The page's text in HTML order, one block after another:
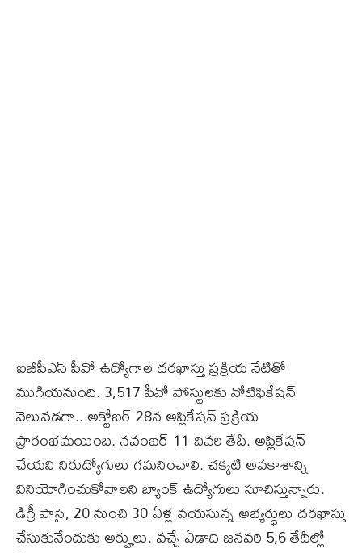
ఐబీపీఎస్‌ పీవో ఉద్యోగాల దరఖాస్తు ప్రక్రియ నేటితో
ముగియనుంది. 3,517 పీవో పోస్టులకు నోటిఫికేషన్‌
వెలువడగా.. అక్టోబర్‌ 28న అప్లికేషన్‌ ప్రక్రియ
ప్రారంభమయింది. నవంబర్‌ 11 చివరి తేదీ. అప్లికేషన్‌
చేయని నిరుద్యోగులు గమనించాలి. చక్కటి అవకాశాన్ని
వినియోగించుకోవాలని బ్యాంక్ ఉద్యోగులు సూచిస్తున్నారు.
డిగ్రీ పాసై, 20 నుంచి 30 ఏళ్ల వయసున్న అభ్యర్థులు దరఖాస్తు
చేసుకునేందుకు అర్హులు. వచ్చే ఏడాది జనవరి 5,6 తేదీల్లో